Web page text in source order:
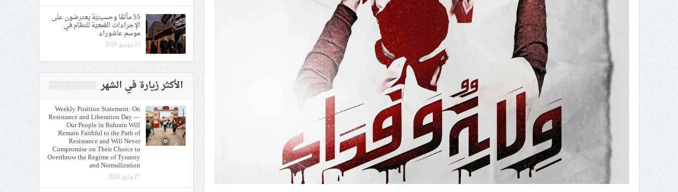
55 مأتمًا وحسينيّة يعترضون على
الإجراءات القمعيّة للنظام في
موسم عاشوراء
23 يونيو 2026
الأكثر زيارة في الشهر
Weekly Position Statement: On
Resistance and Liberation Day —
Our People in Bahrain Will
Remain Faithful to the Path of
Resistance and Will Never
Compromise on Their Choice to
Overthrow the Regime of Tyranny
and Normalization
27 مايو 2026